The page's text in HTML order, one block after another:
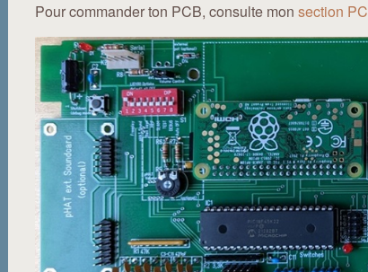
Pour commander ton PCB, consulte mon section